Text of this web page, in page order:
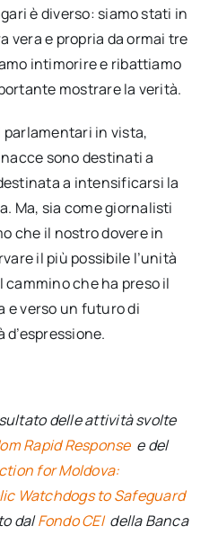
è diverso: siamo stati in
vera e propria da ormai tre
intimorire e ribattiamo
mostrare la verità.
parlamentari in vista,
sono destinati a
a intensificarsi la
Ma, sia come giornalisti
che il nostro dovere in
il più possibile l’unità
che ha preso il
e verso un futuro di
delle attività svolte
Rapid Response e del
for Moldova:
Watchdogs to Safeguard
dalFondo CEI della Banca